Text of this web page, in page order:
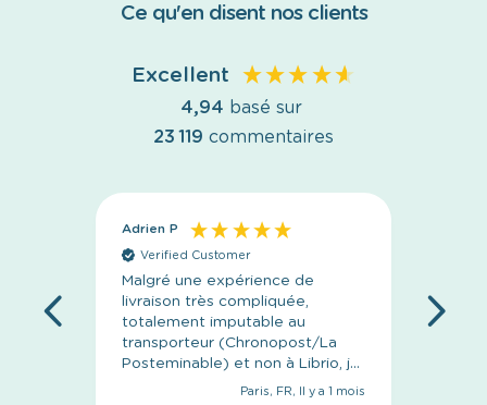
Ce qu'en disent nos clients
Excellent
4,94 basé sur
23 119 commentaires
Adrien P
Verified Customer
Malgré une expérience de
livraison très compliquée,
totalement imputable au
transporteur (Chronopost/La
Posteminable) et non à Librio, je
Paris, FR, Il y a 1 mois